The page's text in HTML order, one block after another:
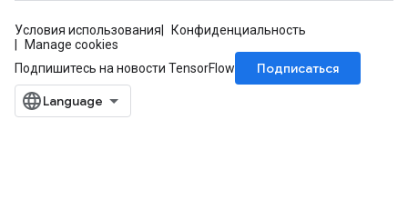
Условия использования
Конфиденциальность
Manage cookies
Подпишитесь на новости TensorFlow
Подписаться